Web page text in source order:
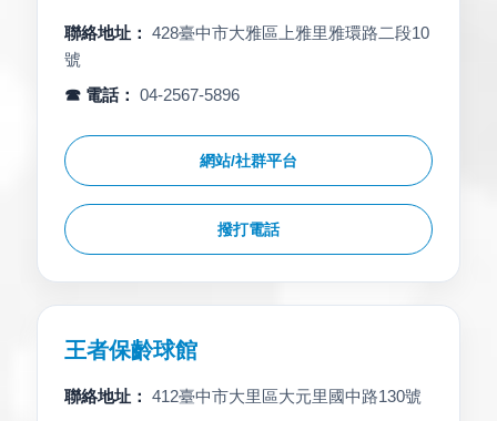
聯絡地址： 428臺中市大雅區上雅里雅環路二段10
號
☎ 電話： 04-2567-5896
網站/社群平台
撥打電話
王者保齡球館
聯絡地址： 412臺中市大里區大元里國中路130號